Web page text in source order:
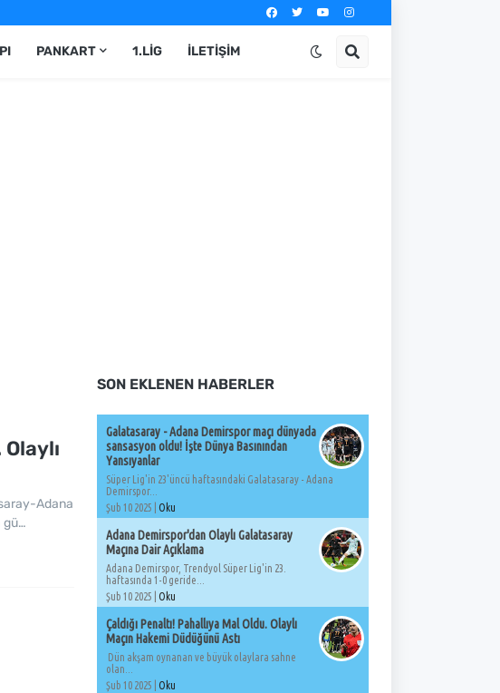
PANKART 1.LIG İLETIŞIM
Adana
gü…
SON EKLENEN HABERLER
Galatasaray - Adana Demirspor maçı dünyada
sansasyon oldu! İşte Dünya Basınından
Yansıyanlar
Süper Lig'in 23'üncü haftasındaki Galatasaray - Adana
Demirspor...
Şub 10 2025 |
Oku
Adana Demirspor'dan Olaylı Galatasaray
Maçına Dair Açıklama
Adana Demirspor, Trendyol Süper Lig'in 23.
haftasında 1-0 geride...
Şub 10 2025 |
Oku
Çaldığı Penaltı! Pahallıya Mal Oldu. Olaylı
Maçın Hakemi Düdüğünü Astı
Dün akşam oynanan ve büyük olaylara sahne
olan...
Şub 10 2025 |
Oku